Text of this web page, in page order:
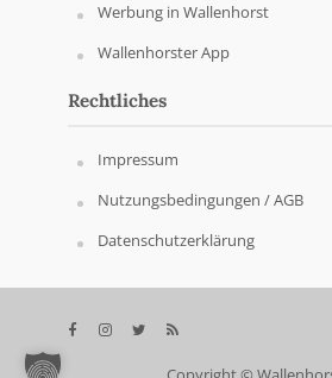
Werbung in Wallenhorst
Wallenhorster App
Rechtliches
Impressum
Nutzungsbedingungen / AGB
Datenschutzerklärung